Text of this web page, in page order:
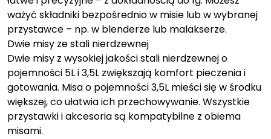
ważyć składniki bezpośrednio w misie lub w wybranej
przystawce – np. w blenderze lub malakserze.
Dwie misy ze stali nierdzewnej
Dwie misy z wysokiej jakości stali nierdzewnej o
pojemności 5L i 3,5L zwiększają komfort pieczenia i
gotowania. Misa o pojemności 3,5L mieści się w środku
większej, co ułatwia ich przechowywanie. Wszystkie
przystawki i akcesoria są kompatybilne z obiema
misami.